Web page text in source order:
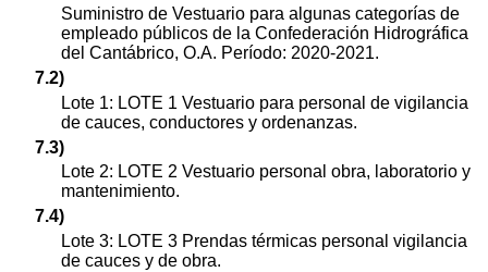
Suministro de Vestuario para algunas categorías de
empleado públicos de la Confederación Hidrográfica
del Cantábrico, O.A. Período: 2020-2021.
7.2)
Lote 1: LOTE 1 Vestuario para personal de vigilancia
de cauces, conductores y ordenanzas.
7.3)
Lote 2: LOTE 2 Vestuario personal obra, laboratorio y
mantenimiento.
7.4)
Lote 3: LOTE 3 Prendas térmicas personal vigilancia
de cauces y de obra.